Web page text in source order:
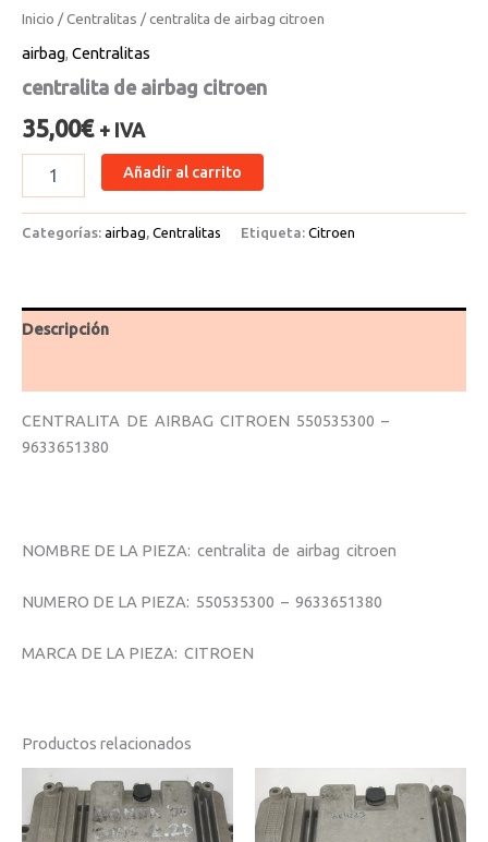
Inicio /Centralitas / centralita de airbag citroen
airbag, Centralitas
centralita de airbag citroen
35,00€ + IVA
Añadir al carrito
Categorías: airbag, Centralitas Etiqueta: Citroen
Descripción
CENTRALITA DE AIRBAG CITROEN 550535300 –
9633651380
NOMBRE DE LA PIEZA: centralita de airbag citroen
NUMERO DE LA PIEZA: 550535300 – 9633651380
MARCA DE LA PIEZA: CITROEN
Productos relacionados